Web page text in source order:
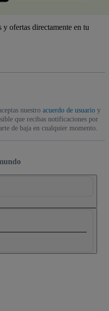
y ofertas directamente en tu
nuestro acuerdo de usuarioy
que recibas notificaciones por
de baja en cualquier momento.